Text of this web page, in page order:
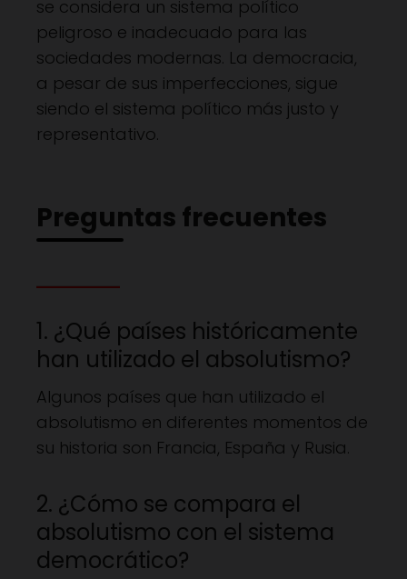
se considera un sistema político
peligroso e inadecuado para las
sociedades modernas. La democracia,
a pesar de sus imperfecciones, sigue
siendo el sistema político más justo y
representativo.
Preguntas frecuentes
1. ¿Qué países históricamente
han utilizado el absolutismo?
Algunos países que han utilizado el
absolutismo en diferentes momentos de
su historia son Francia, España y Rusia.
2. ¿Cómo se compara el
absolutismo con el sistema
democrático?